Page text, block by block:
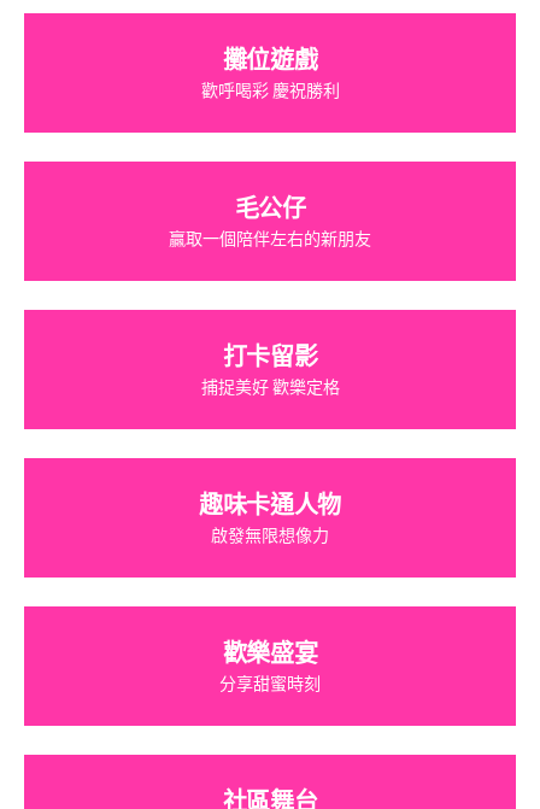
攤位遊戲
歡呼喝彩 慶祝勝利
毛公仔
贏取一個陪伴左右的新朋友
打卡留影
捕捉美好 歡樂定格
趣味卡通人物
啟發無限想像力
歡樂盛宴
分享甜蜜時刻
社區舞台